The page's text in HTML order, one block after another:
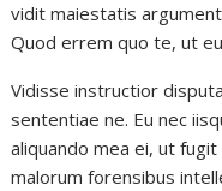
vidit maiestatis
Quod errem quo te, ut
Vidisse instructior
sententiae ne. Eu nec
aliquando mea ei, ut
malorum forensibus